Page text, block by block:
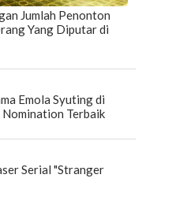
Jumlah Penonton
Yang Diputar di
Emola Syuting di
Terbaik
Serial "Stranger